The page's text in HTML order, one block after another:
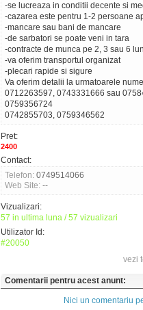
-se lucreaza in conditii decente si
-cazarea este pentru 1-2 persoane
-mancare sau bani de mancare
-de sarbatori se poate veni in tara
-contracte de munca pe 2, 3 sau 6
-va oferim transportul organizat
-plecari rapide si sigure
Va oferim detalii la urmatoarele
0712263597, 0743331666 sau
0759356724
0742855703, 0759346562
Pret:
2400
Contact:
Telefon: 0749514066
Web Site: --
Vizualizari:
57 in ultima luna / 57 vizualizari
Utilizator Id:
#20050
vezi
Comentarii pentru acest anunt:
Nici un comentariu